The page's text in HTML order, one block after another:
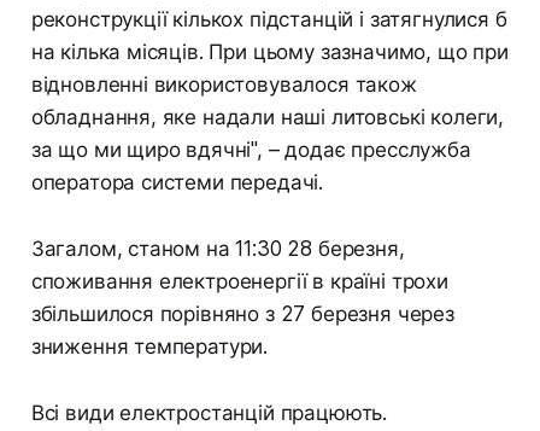
реконструкції кількох підстанцій і затягнулися б
на кілька місяців. При цьому зазначимо, що при
відновленні використовувалося також
обладнання, яке надали наші литовські колеги,
за що ми щиро вдячні", – додає пресслужба
оператора системи передачі.
Загалом, станом на 11:30 28 березня,
споживання електроенергії в країні трохи
збільшилося порівняно з 27 березня через
зниження температури.
Всі види електростанцій працюють.